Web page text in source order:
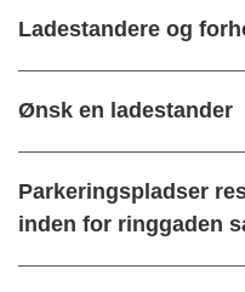
Ladestandere og
Ønsk en ladestander
Parkeringspladser
inden for ringgaden